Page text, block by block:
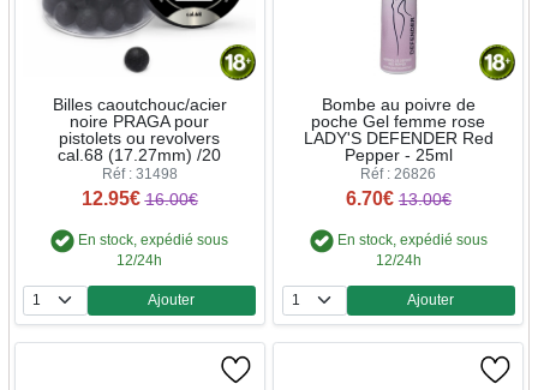
Billes caoutchouc/acier
noire PRAGA pour
pistolets ou revolvers
cal.68 (17.27mm) /20
Réf : 31498
12.95€ 16.00€
En stock, expédié sous
12/24h
Quantité
Ajouter
Bombe au poivre de
poche Gel femme rose
LADY'S DEFENDER Red
Pepper - 25ml
Réf : 26826
6.70€ 13.00€
En stock, expédié sous
12/24h
Quantité
Ajouter